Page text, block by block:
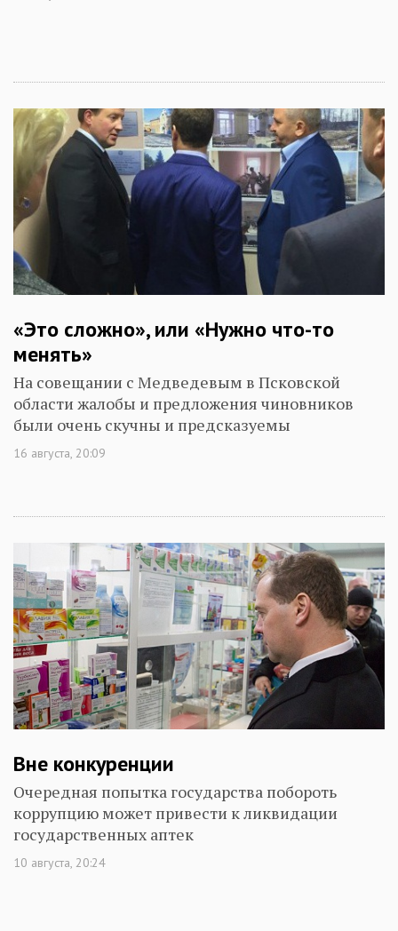
«Это сложно», или «Нужно что-то
менять»
На совещании с Медведевым в Псковской
области жалобы и предложения чиновников
были очень скучны и предсказуемы
16 августа, 20:09
Вне конкуренции
Очередная попытка государства побороть
коррупцию может привести к ликвидации
государственных аптек
10 августа, 20:24